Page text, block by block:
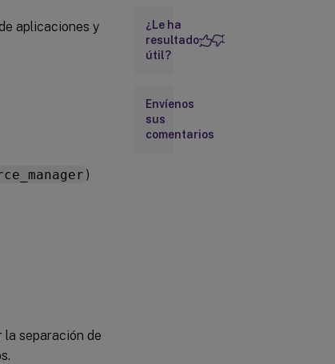
aplicaciones y
)
la separación de
Desaprovisionar
escritorios VDI
estáticos
de usuario
¿Le ha
resultado
útil?
Envíenos
sus
comentarios